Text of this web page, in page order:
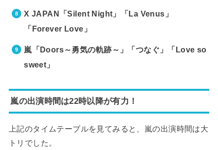
X JAPAN「Silent Night」「La Venus」
「Forever Love」
嵐「Doors～勇気の軌跡～」「つなぐ」「Love so
sweet」
嵐の出演時間は22時以降が有力！
上記のタイムテーブルを見てみると、嵐の出演時間は大
トリでした。